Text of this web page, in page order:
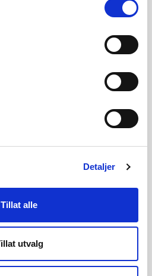
Detaljer
Tillat alle
utvalg
i Drammensvassdraget.
er behandlet sammen med
mange vann, elver og
når opp til skoggrensen.
områder.
Muggedøla